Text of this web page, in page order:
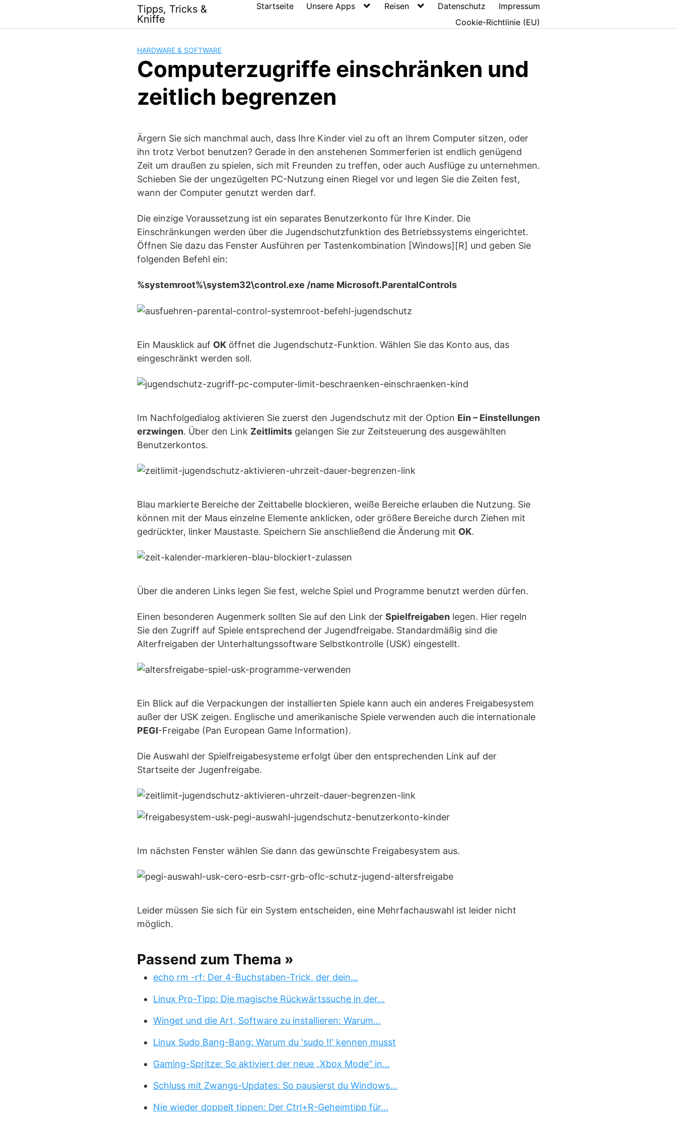
content
Tipps, Tricks &
Kniffe
Startseite Unsere Apps Reisen Datenschutz
Impressum
Cookie-Richtlinie (EU)
HARDWARE & SOFTWARE
Computerzugriffe einschränken und
zeitlich begrenzen
Ärgern Sie sich manchmal auch, dass Ihre Kinder viel zu oft an Ihrem Computer sitzen, oder
ihn trotz Verbot benutzen? Gerade in den anstehenen Sommerferien ist endlich genügend
Zeit um draußen zu spielen, sich mit Freunden zu treffen, oder auch Ausflüge zu unternehmen.
Schieben Sie der ungezügelten PC-Nutzung einen Riegel vor und legen Sie die Zeiten fest,
wann der Computer genutzt werden darf.
Die einzige Voraussetzung ist ein separates Benutzerkonto für Ihre Kinder. Die
Einschränkungen werden über die Jugendschutzfunktion des Betriebssystems eingerichtet.
Öffnen Sie dazu das Fenster Ausführen per Tastenkombination [Windows][R] und geben Sie
folgenden Befehl ein:
%systemroot%\system32\control.exe /name Microsoft.ParentalControls
Ein Mausklick auf OK öffnet die Jugendschutz-Funktion. Wählen Sie das Konto aus, das
eingeschränkt werden soll.
Im Nachfolgedialog aktivieren Sie zuerst den Jugendschutz mit der Option Ein – Einstellungen
erzwingen. Über den Link Zeitlimits gelangen Sie zur Zeitsteuerung des ausgewählten
Benutzerkontos.
Blau markierte Bereiche der Zeittabelle blockieren, weiße Bereiche erlauben die Nutzung. Sie
können mit der Maus einzelne Elemente anklicken, oder größere Bereiche durch Ziehen mit
gedrückter, linker Maustaste. Speichern Sie anschließend die Änderung mit OK.
Über die anderen Links legen Sie fest, welche Spiel und Programme benutzt werden dürfen.
Einen besonderen Augenmerk sollten Sie auf den Link der Spielfreigaben legen. Hier regeln
Sie den Zugriff auf Spiele entsprechend der Jugendfreigabe. Standardmäßig sind die
Alterfreigaben der Unterhaltungssoftware Selbstkontrolle (USK) eingestellt.
Ein Blick auf die Verpackungen der installierten Spiele kann auch ein anderes Freigabesystem
außer der USK zeigen. Englische und amerikanische Spiele verwenden auch die internationale
PEGI-Freigabe (Pan European Game Information).
Die Auswahl der Spielfreigabesysteme erfolgt über den entsprechenden Link auf der
Startseite der Jugenfreigabe.
Im nächsten Fenster wählen Sie dann das gewünschte Freigabesystem aus.
Leider müssen Sie sich für ein System entscheiden, eine Mehrfachauswahl ist leider nicht
möglich.
Passend zum Thema »
echo rm -rf: Der 4-Buchstaben-Trick, der dein…
Linux Pro-Tipp: Die magische Rückwärtssuche in der…
Winget und die Art, Software zu installieren: Warum…
Linux Sudo Bang-Bang: Warum du 'sudo !!' kennen musst
Gaming-Spritze: So aktiviert der neue „Xbox Mode“ in…
Schluss mit Zwangs-Updates: So pausierst du Windows…
Nie wieder doppelt tippen: Der Ctrl+R-Geheimtipp für…